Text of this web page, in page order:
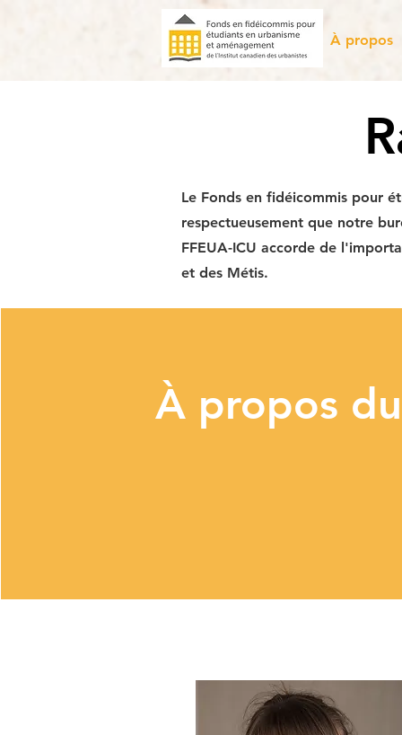
À propos
Le Fonds en fidéicommis pour
respectueusement que notre
FFEUA-ICU accorde de
et des Métis.
À propos du